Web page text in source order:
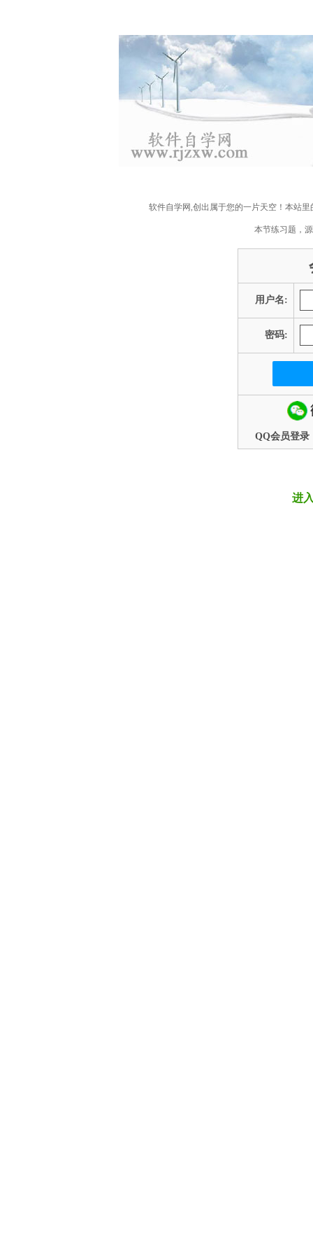
软件自学网,创出属于您的一片天空！本站
本节练习题，
用户名:
密码:
QQ会员登录
进